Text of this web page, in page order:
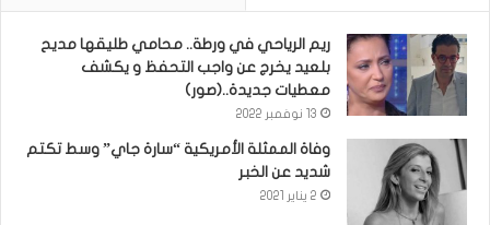
ريم الرياحي في ورطة.. محامي طليقها مديح
بلعيد يخرج عن واجب التحفظ و يكشف
معطيات جديدة..(صور)
13 نوفمبر 2022
وفاة الممثلة الأمريكية “سارة جاي” وسط تكتم
شديد عن الخبر
2 يناير 2021